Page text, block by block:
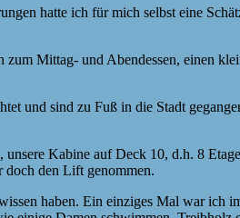
hatte ich für mich selbst eine
Mittag- und Abendessen, einen
und sind zu Fuß in die Stadt
Kabine auf Deck 10, d.h. 8
doch den Lift genommen.
haben. Ein einziges Mal war ich